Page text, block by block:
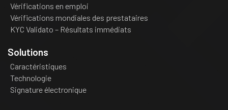
Vérifications en emploi
Vérifications mondiales des prestataires
KYC Validato – Résultats immédiats
Solutions
Caractéristiques
Technologie
Signature électronique